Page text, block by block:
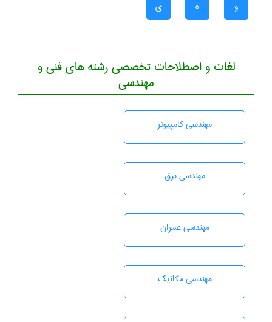
و ه ی
لغات و اصطلاحات تخصصی رشته های فنی و
مهندسی
مهندسی كامپيوتر
مهندسی برق
مهندسی عمران
مهندسی مکانیک